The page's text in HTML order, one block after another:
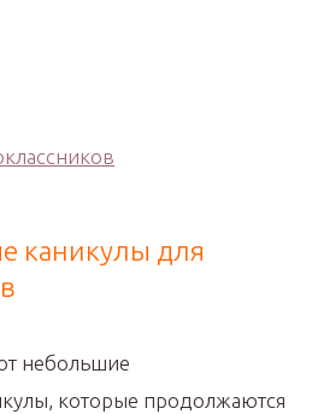
каникулы для
небольшие
которые продолжаются